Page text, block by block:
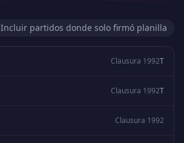
Incluir partidos donde solo firmó planilla
Clausura 1992T
Clausura 1992T
Clausura 1992